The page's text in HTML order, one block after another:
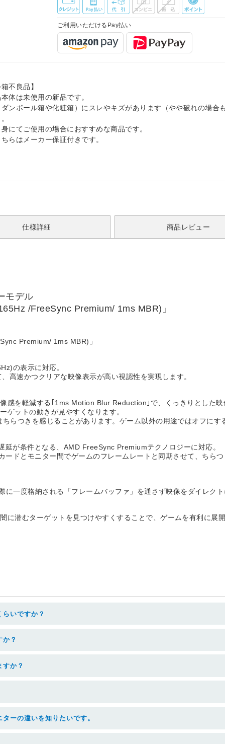
ご利用いただけるPay払い
不良品】
体は未使用の新品です。
ダンボール箱や化粧箱）にスレやキズがあります（やや破れの場合
にてご使用の場合におすすめな商品です。
らはメーカー保証付きです。
仕様詳細 商品レビュー
モデル
/FreeSync Premium/ 1ms MBR)」
Premium/ 1ms MBR)」
の表示に対応。
高速かつクリアな映像表示が高い視認性を実現します。
感を軽減する｢1ms Motion Blur Reduction｣で、くっきりとした
ゲットの動きが見やすくなります。
らつきを感じることがあります。ゲーム以外の用途ではオフにす
が条件となる、AMD FreeSync Premiumテクノロジーに対応。
ードとモニター間でゲームのフレームレートと同期させて、ちら
一度格納される「フレームバッファ」を通さず映像をダイレク
に潜むターゲットを見つけやすくすることで、ゲームを有利に展
いですか？
？
か？
ーの違いを知りたいです。